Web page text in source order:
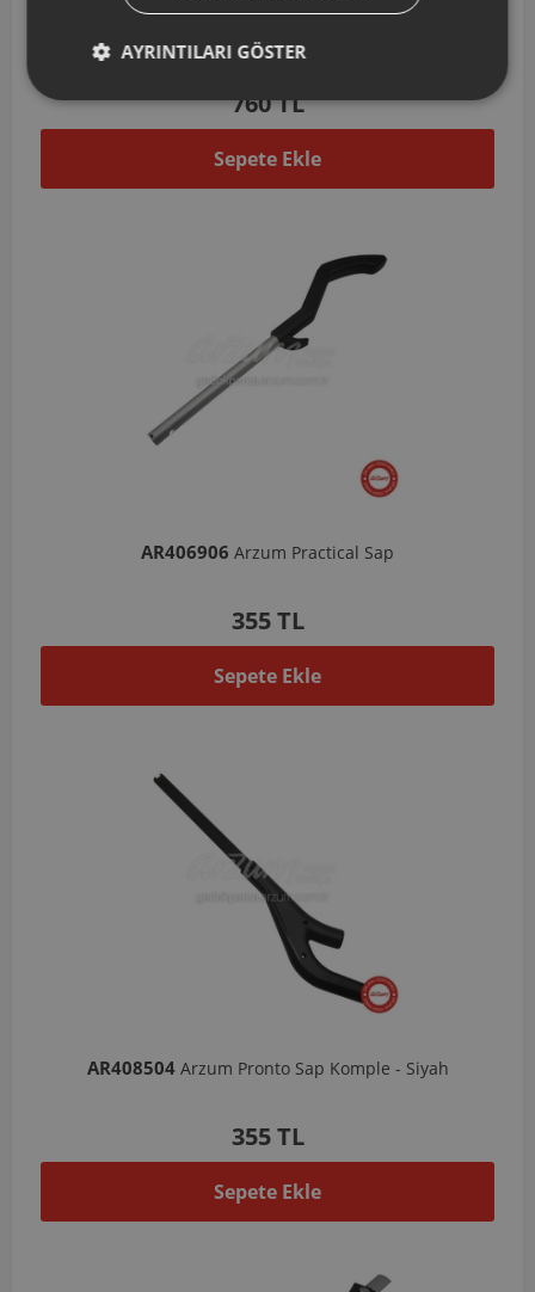
760 TL
Sepete Ekle
AR406906 Arzum Practical Sap
355 TL
Sepete Ekle
AR408504Arzum Pronto Sap Komple - Siyah
355 TL
Sepete Ekle
AYRINTILARI GÖSTER